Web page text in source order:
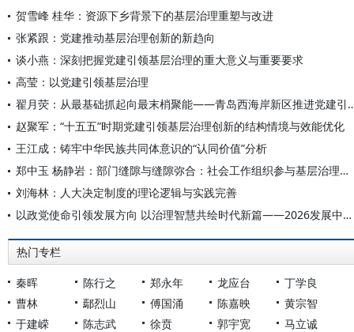
贺雪峰 桂华：资源下乡背景下的基层治理重塑与改进
张紧跟：党建推动基层治理创新的新趋向
谈小燕：深刻把握党建引领基层治理的重大意义与重要要求
高莹：以党建引领基层治理
翟月荧：从最基础抓起向最末梢聚能
赵聚军：“十五五”时期党建引领基层治理创新的结构情境与效能优化
王江成：铸牢中华民族共同体意识的“认同价值”分析
郑中玉 杨静岩：部门缝隙与缝隙弥合：社会工作组织参与基层治理的行动策略
刘海林：人大决定制度的理论逻辑与实践完善
以政党使命引领发展方向 以治理智慧共绘时代新篇——2026发展中国家国家治理高端智库平行论坛综述
热门专栏
秦晖 陈行之 郑永年 龙应台
丁学良
曹林
鄢烈山 傅国涌 陈嘉映
黄宗智
于建嵘
陈志武 徐贲 郭宇宽
马立诚